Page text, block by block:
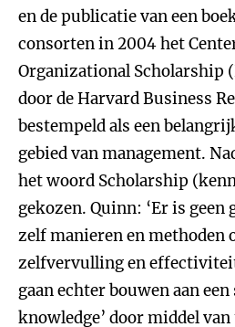
en de publicatie van een
consorten in 2004 het
Organizational Scholarship
door de Harvard Business
bestempeld als een
gebied van management.
het woord Scholarship
gekozen. Quinn: ‘Er is
zelf manieren en methoden
zelfvervulling en
gaan echter bouwen aan
knowledge’ door middel